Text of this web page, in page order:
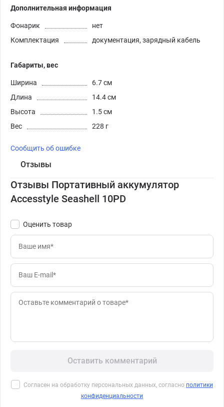
Дополнительная информация
Фонарик
нет
Комплектация
документация, зарядный кабель
Габариты, вес
Ширина
6.7 см
Длина
14.4 см
Высота
1.5 см
Вес
228 г
Сообщить об ошибке
Отзывы
Отзывы Портативный аккумулятор
Accesstyle Seashell 10PD
Оценить товар
Оставить комментарий
Согласен на обработку персональных данных, согласно политики
конфиденциальности